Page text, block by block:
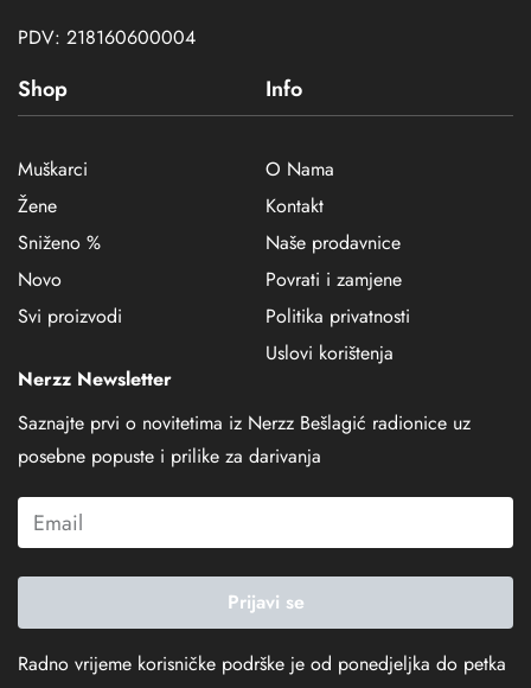
PDV: 218160600004
Shop
Muškarci
Žene
Sniženo %
Novo
Svi proizvodi
Info
O Nama
Kontakt
Naše prodavnice
Povrati i zamjene
Politika privatnosti
Uslovi korištenja
Nerzz Newsletter
Saznajte prvi o novitetima iz Nerzz Bešlagić radionice uz
posebne popuste i prilike za darivanja
Prijavi se
Radno vrijeme korisničke podrške je od ponedjeljka do petka